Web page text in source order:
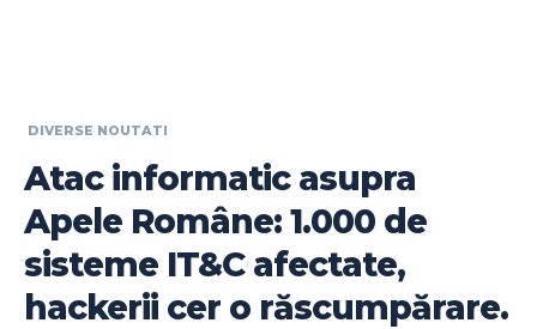
DIVERSE NOUTATI
Atac informatic asupra
Apele Române: 1.000 de
sisteme IT&C afectate,
hackerii cer o răscumpărare.